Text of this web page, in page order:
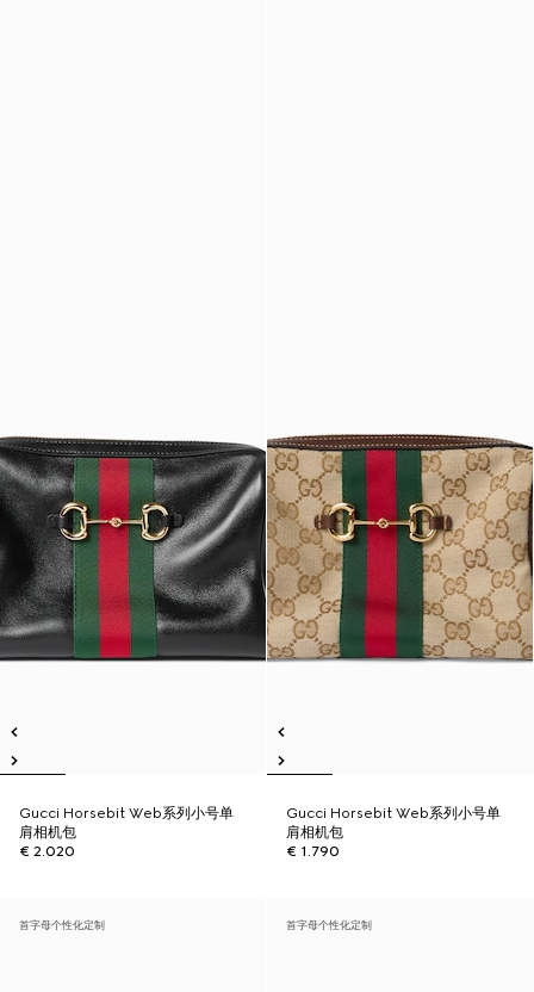
Gucci Horsebit Web系列小号单
肩相机包
€ 2.020
Gucci Horsebit Web系列小号单
肩相机包
€ 1.790
首字母个性化定制 首字母个性化定制